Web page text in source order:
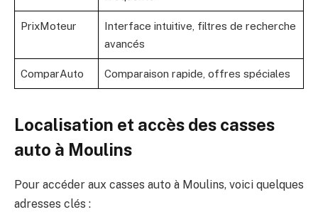
PrixMoteur
Interface intuitive, filtres de recherche
avancés
ComparAuto Comparaison rapide, offres spéciales
Localisation et accès des casses
auto à Moulins
Pour accéder aux casses auto à Moulins, voici quelques
adresses clés :